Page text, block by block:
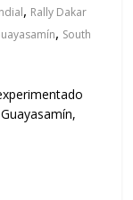
, Rally Dakar
, South